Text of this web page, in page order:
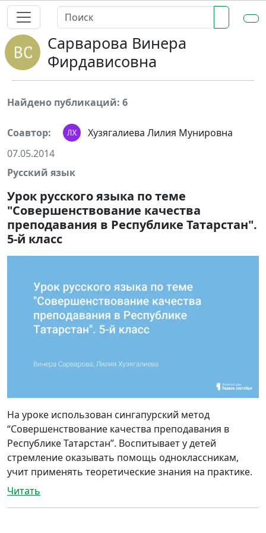
Сарварова Винера
Фирдависовна
Найдено публикаций: 6
Соавтор:
Хузягалиева Лилия Мунировна
07.05.2014
Русский язык
Урок русского языка по теме
"Совершенствование качества
преподавания в Республике Татарстан".
5-й класс
На уроке использован сингапурский метод
“Совершенствование качества преподавания в
Республике Татарстан”. Воспитывает у детей
стремление оказывать помощь одноклассникам,
учит применять теоретические знания на практике.
Читать